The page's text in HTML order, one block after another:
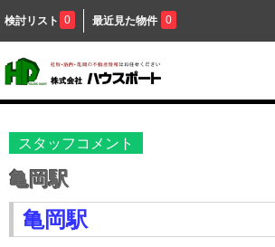
検討リスト 0 最近見た物件 0
スタッフコメント
亀岡駅
亀岡駅